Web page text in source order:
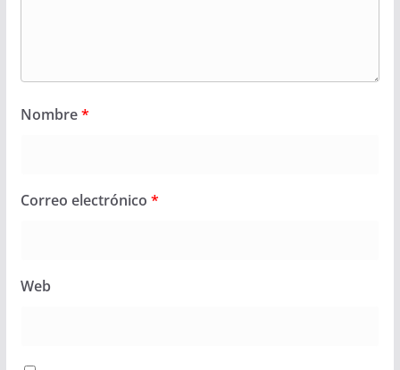
Nombre*
Correo electrónico *
Web